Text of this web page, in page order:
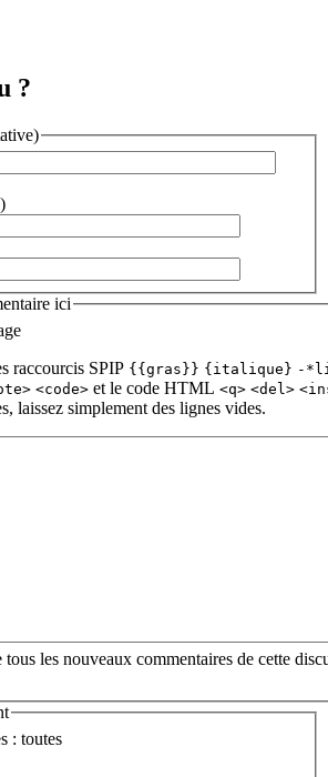
?
ici
raccourcis SPIP {{gras}} {italique} -
<code> et le code HTML <q> <del>
laissez simplement des lignes vides.
tous les nouveaux commentaires de cette
: toutes